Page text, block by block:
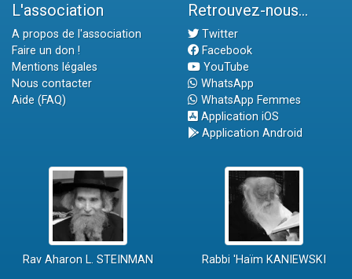
L'association
A propos de l'association
Faire un don !
Mentions légales
Nous contacter
Aide (FAQ)
Retrouvez-nous...
Twitter
Facebook
YouTube
WhatsApp
WhatsApp Femmes
Application iOS
Application Android
Rav Aharon L. STEINMAN Rabbi 'Haïm KANIEWSKI